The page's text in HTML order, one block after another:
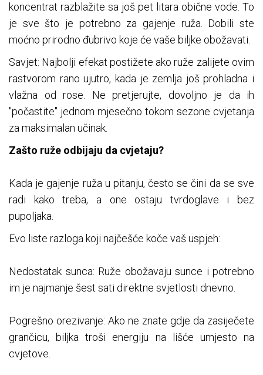
koncentrat razblažite sa još pet litara obične vode. To
je sve što je potrebno za gajenje ruža. Dobili ste
moćno prirodno đubrivo koje će vaše biljke obožavati.
Savjet: Najbolji efekat postižete ako ruže zalijete ovim
rastvorom rano ujutro, kada je zemlja još prohladna i
vlažna od rose. Ne pretjerujte, dovoljno je da ih
"počastite" jednom mjesečno tokom sezone cvjetanja
za maksimalan učinak.
Zašto ruže odbijaju da cvjetaju?
Kada je gajenje ruža u pitanju, često se čini da se sve
radi kako treba, a one ostaju tvrdoglave i bez
pupoljaka.
Evo liste razloga koji najčešće koče vaš uspjeh:
Nedostatak sunca: Ruže obožavaju sunce i potrebno
im je najmanje šest sati direktne svjetlosti dnevno.
Pogrešno orezivanje: Ako ne znate gdje da zasiječete
grančicu, biljka troši energiju na lišće umjesto na
cvjetove.